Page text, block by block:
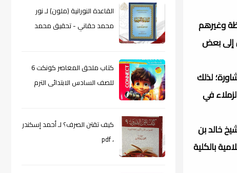
وغيرهم
إلى بعض
لذلك
في
خالد بن
بالكلية
القاعدة النورانية (ملون) لـ نور
محمد حقاني - تحقيق محمد
كتاب ملحق المعاصر كونكت 6
للصف السادس الابتدائى الترم
كيف تقتن الصرف؟ لـ أحمد إسكندر
، pdf